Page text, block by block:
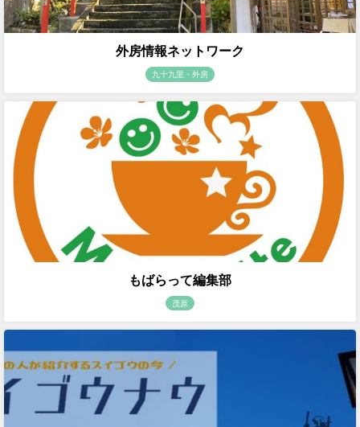
外房情報ネットワーク
九十九里・外房
もばらって編集部
茂原